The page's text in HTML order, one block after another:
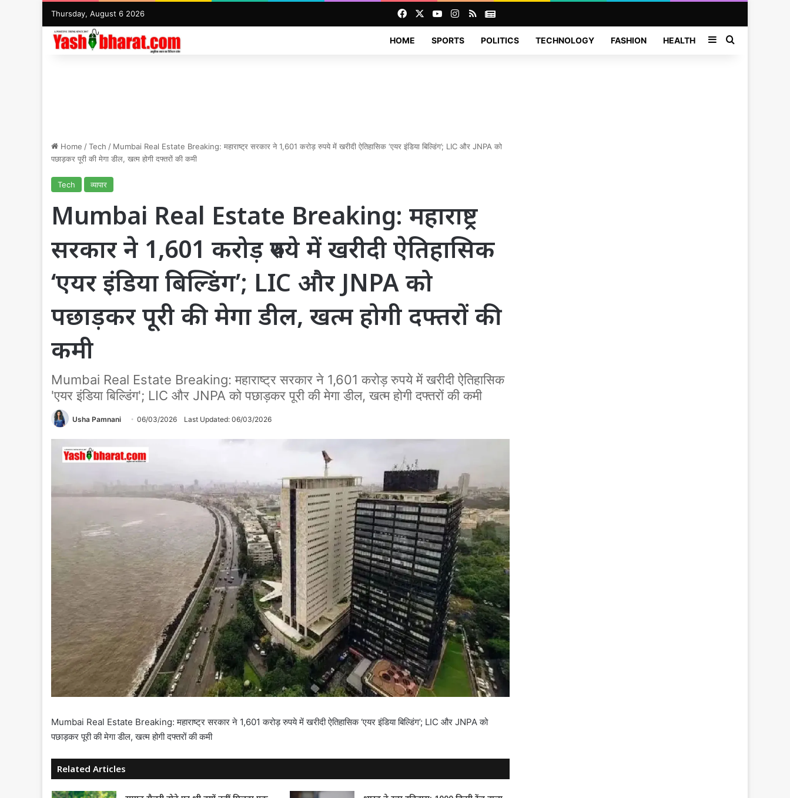
Thursday, August 6 2026 FacebookYouTubeInstagram
RSSNews
HOME SPORTS POLITICS TECHNOLOGY FASHION HEALTH SidebarSearch for
Home /Tech / Mumbai Real Estate Breaking: महाराष्ट्र सरकार ने 1,601 करोड़ रुपये में खरीदी ऐतिहासिक ‘एयर इंडिया बिल्डिंग’; LIC और JNPA को
पछाड़कर पूरी की मेगा डील, खत्म होगी दफ्तरों की कमी
Tech व्यापार
Mumbai Real Estate Breaking: महाराष्ट्र
सरकार ने 1,601 करोड़ रुपये में खरीदी ऐतिहासिक
‘एयर इंडिया बिल्डिंग’; LIC और JNPA को
पछाड़कर पूरी की मेगा डील, खत्म होगी दफ्तरों की
कमी
Mumbai Real Estate Breaking: महाराष्ट्र सरकार ने 1,601 करोड़ रुपये में खरीदी ऐतिहासिक
'एयर इंडिया बिल्डिंग'; LIC और JNPA को पछाड़कर पूरी की मेगा डील, खत्म होगी दफ्तरों की कमी
Usha Pamnani 06/03/2026 Last Updated: 06/03/2026
Mumbai Real Estate Breaking: महाराष्ट्र सरकार ने 1,601 करोड़ रुपये में खरीदी ऐतिहासिक ‘एयर इंडिया बिल्डिंग’; LIC और JNPA को
पछाड़कर पूरी की मेगा डील, खत्म होगी दफ्तरों की कमी
Related Articles